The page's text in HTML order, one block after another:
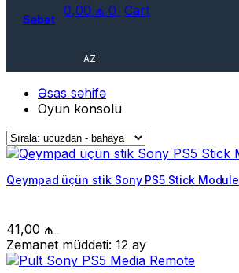
0,00 ₼ 0 Cart
Səbət
AZ
Əsas səhifə
Oyun konsolu
Qeympad üçün stik Sony PS5 Stick
41,00 ₼
Zəmanət müddəti: 12 ay